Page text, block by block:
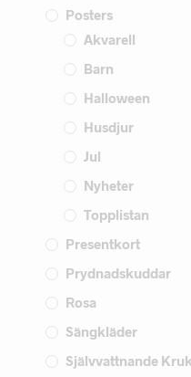
Posters
Akvarell
Barn
Halloween
Husdjur
Jul
Nyheter
Topplistan
Presentkort
Prydnadskuddar
Rosa
Sängkläder
Självvattnande